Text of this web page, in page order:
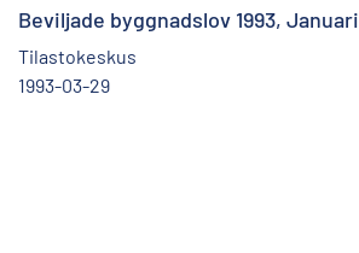
Beviljade byggnadslov 1993, Januari
Tilastokeskus
1993-03-29